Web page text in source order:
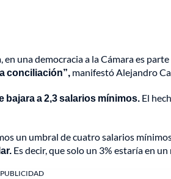
una democracia a la Cámara es
conciliación”, manifestó Alejandro
bajara a 2,3 salarios mínimos. El
un umbral de cuatro salarios
Es decir, que solo un 3% estaría en
PUBLICIDAD